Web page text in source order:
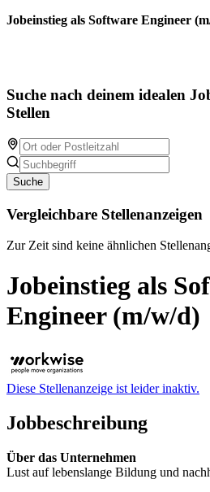
Jobeinstieg als Software Engineer
Suche nach deinem idealen
Stellen
Suche
Vergleichbare Stellenanzeigen
Zur Zeit sind keine ähnlichen
Jobeinstieg als
Engineer (m/w/d)
Diese Stellenanzeige ist leider inaktiv.
Jobbeschreibung
Über das Unternehmen
Lust auf lebenslange Bildung und